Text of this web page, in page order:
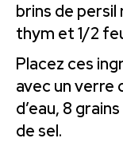
brins de persil
thym et 1/2
Placez ces
avec un verre
d’eau, 8
de sel.